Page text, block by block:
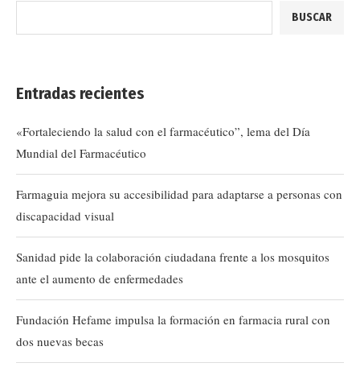
BUSCAR
Entradas recientes
«Fortaleciendo la salud con el farmacéutico”, lema del Día
Mundial del Farmacéutico
Farmaguia mejora su accesibilidad para adaptarse a personas con
discapacidad visual
Sanidad pide la colaboración ciudadana frente a los mosquitos
ante el aumento de enfermedades
Fundación Hefame impulsa la formación en farmacia rural con
dos nuevas becas